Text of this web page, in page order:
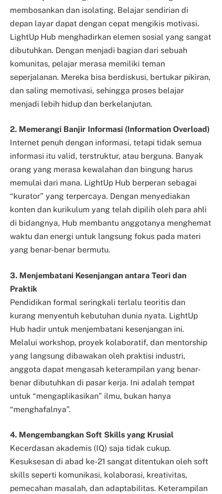
membosankan dan isolating. Belajar sendirian di
depan layar dapat dengan cepat mengikis motivasi.
LightUp Hub menghadirkan elemen sosial yang sangat
dibutuhkan. Dengan menjadi bagian dari sebuah
komunitas, pelajar merasa memiliki teman
seperjalanan. Mereka bisa berdiskusi, bertukar pikiran,
dan saling memotivasi, sehingga proses belajar
menjadi lebih hidup dan berkelanjutan.
2. Memerangi Banjir Informasi (Information Overload)
Internet penuh dengan informasi, tetapi tidak semua
informasi itu valid, terstruktur, atau berguna. Banyak
orang yang merasa kewalahan dan bingung harus
memulai dari mana. LightUp Hub berperan sebagai
“kurator” yang terpercaya. Dengan menyediakan
konten dan kurikulum yang telah dipilih oleh para ahli
di bidangnya, Hub membantu anggotanya menghemat
waktu dan energi untuk langsung fokus pada materi
yang benar-benar bermutu.
3. Menjembatani Kesenjangan antara Teori dan
Praktik
Pendidikan formal seringkali terlalu teoritis dan
kurang menyentuh kebutuhan dunia nyata. LightUp
Hub hadir untuk menjembatani kesenjangan ini.
Melalui workshop, proyek kolaboratif, dan mentorship
yang langsung dibawakan oleh praktisi industri,
anggota dapat mengasah keterampilan yang benar-
benar dibutuhkan di pasar kerja. Ini adalah tempat
untuk “mengaplikasikan” ilmu, bukan hanya
“menghafalnya”.
4. Mengembangkan Soft Skills yang Krusial
Kecerdasan akademis (IQ) saja tidak cukup.
Kesuksesan di abad ke-21 sangat ditentukan oleh soft
skills seperti komunikasi, kolaborasi, kreativitas,
pemecahan masalah, dan adaptabilitas. Keterampilan